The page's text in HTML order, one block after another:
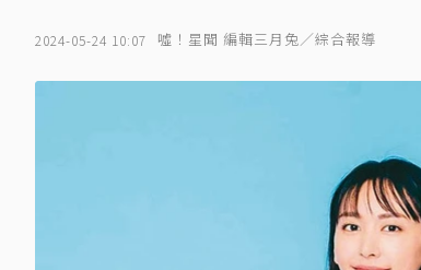
2024-05-24 10:07 噓！星聞 編輯三月兔／綜合報導